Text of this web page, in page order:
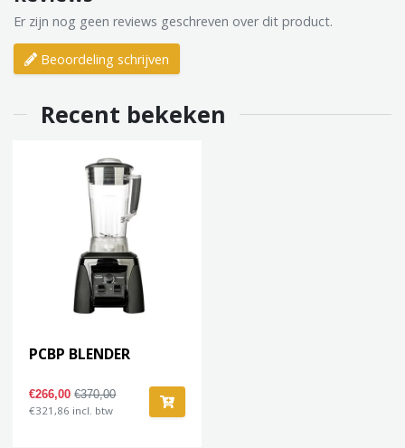
Er zijn nog geen reviews geschreven over dit product.
Beoordeling schrijven
Recent bekeken
PCBP BLENDER
€266,00€370,00
€321,86 incl. btw